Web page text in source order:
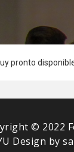
pronto
© 2022
Design by